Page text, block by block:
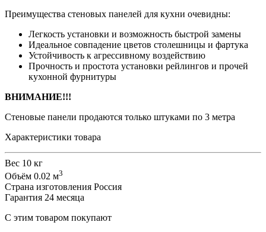
Преимущества стеновых панелей для кухни очевидны:
Легкость установки и возможность быстрой замены
Идеальное совпадение цветов столешницы и фартука
Устойчивость к агрессивному воздействию
Прочность и простота установки рейлингов и прочей
кухонной фурнитуры
ВНИМАНИЕ!!!
Стеновые панели продаются только штуками по 3 метра
Характеристики товара
Вес 10 кг
Объём 0.02 м3
Страна изготовления Россия
Гарантия 24 месяца
С этим товаром покупают